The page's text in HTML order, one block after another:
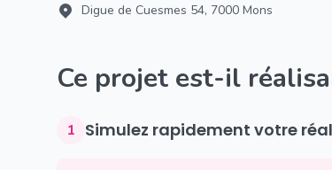
Digue de Cuesmes 54, 7000 Mons
Ce projet est-il
1 Simulez rapidement votre